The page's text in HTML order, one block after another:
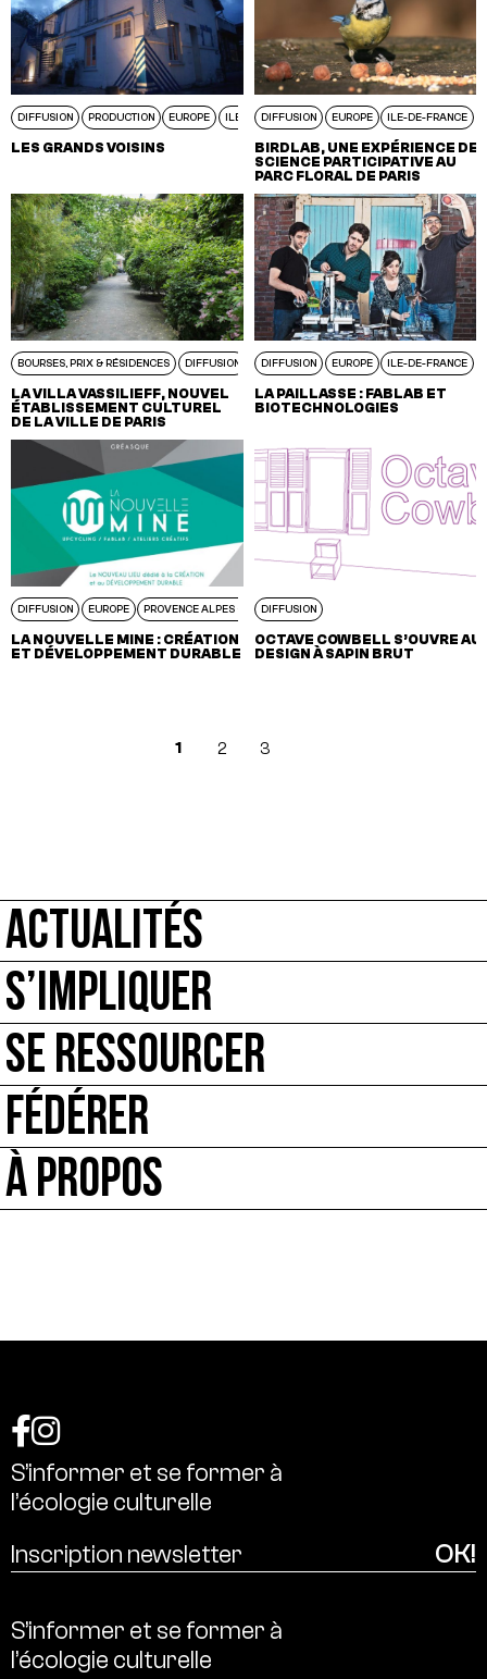
DIFFUSION PRODUCTION EUROPE ILE-DE-FRANCE
LES GRANDS VOISINS
DIFFUSION EUROPE ILE-DE-FRANCE
BIRDLAB, UNE EXPÉRIENCE DE
SCIENCE PARTICIPATIVE AU
PARC FLORAL DE PARIS
BOURSES, PRIX & RÉSIDENCES DIFFUSION EUROPE ILE-DE-FRANCE
LA VILLA VASSILIEFF, NOUVEL
ÉTA­BLIS­SE­MENT CULTU­REL
DE LA VILLE DE PARIS
DIFFUSION EUROPE ILE-DE-FRANCE
LA PAILLASSE : FABLAB ET
BIOTECHNOLOGIES
DIFFUSION EUROPE PROVENCE ALPES CÔTE D’AZUR
LA NOUVELLE MINE : CRÉATION
ET DÉVELOPPEMENT DURABLE
DIFFUSION
OCTAVE COWBELL S’OUVRE AU
DESIGN À SAPIN BRUT
1 2 3
ACTUALITÉS
S’IMPLIQUER
SE RESSOURCER
FÉDÉRER
À PROPOS
S’informer et se former à
l’écologie culturelle
S’informer et se former à
l’écologie culturelle